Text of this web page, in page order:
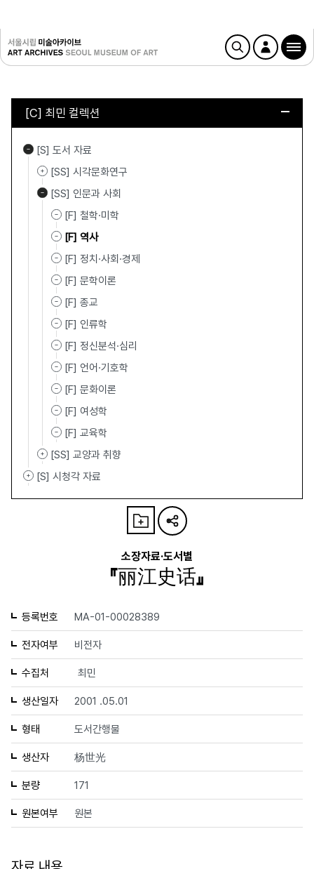
[C] 최민 컬렉션
[S] 도서 자료
[SS] 시각문화연구
[SS] 인문과 사회
[F] 철학·미학
[F] 역사
[F] 정치·사회·경제
[F] 문학이론
[F] 종교
[F] 인류학
[F] 정신분석·심리
[F] 언어·기호학
[F] 문화이론
[F] 여성학
[F] 교육학
[SS] 교양과 취향
[S] 시청각 자료
소장자료·도서별
『丽江史话』
등록번호 MA-01-00028389
전자여부 비전자
수집처 최민
생산일자 2001 .05.01
형태 도서간행물
생산자 杨世光
분량 171
원본여부 원본